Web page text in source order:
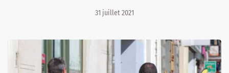
31 juillet 2021